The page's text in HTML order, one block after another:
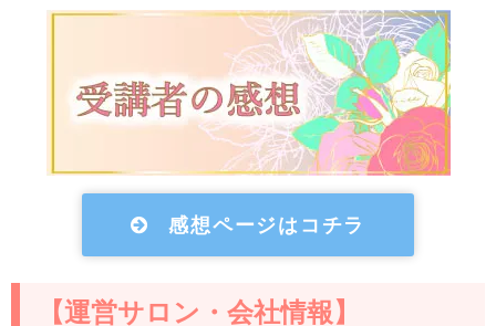
感想ページはコチラ
【運営サロン・会社情報】